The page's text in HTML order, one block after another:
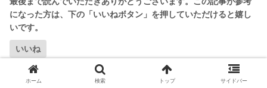
いいね
ホーム 検索 トップ サイドバー